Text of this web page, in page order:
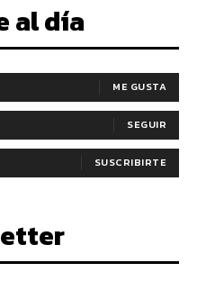
al día
ME GUSTA
SEGUIR
SUSCRIBIRTE